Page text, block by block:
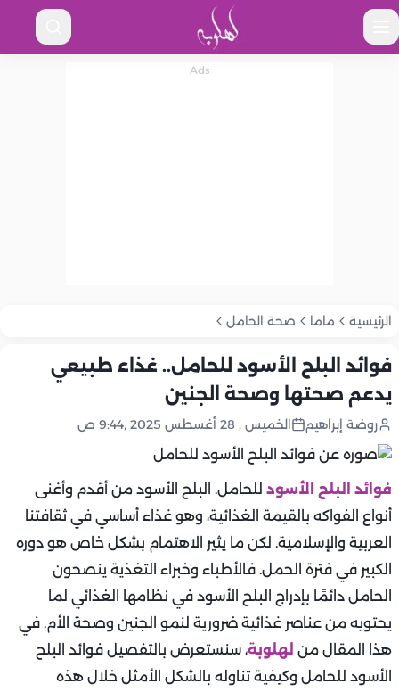
الرئيسية ماما صحة الحامل
فوائد البلح الأسود للحامل.. غذاء طبيعي
يدعم صحتها وصحة الجنين
روضة إبراهيم الخميس , 28 أغسطس 2025 ,9:44 ص
فوائد البلح الأسود للحامل. البلح الأسود من أقدم وأغنى
أنواع الفواكه بالقيمة الغذائية، وهو غذاء أساسي في ثقافتنا
العربية والإسلامية. لكن ما يثير الاهتمام بشكل خاص هو دوره
الكبير في فترة الحمل. فالأطباء وخبراء التغذية ينصحون
الحامل دائمًا بإدراج البلح الأسود في نظامها الغذائي لما
يحتويه من عناصر غذائية ضرورية لنمو الجنين وصحة الأم. في
هذا المقال من لهلوبة، سنستعرض بالتفصيل فوائد البلح
الأسود للحامل وكيفية تناوله بالشكل الأمثل خلال هذه